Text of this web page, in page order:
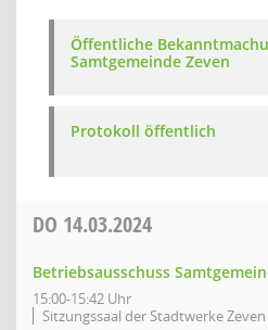
Öffentliche
Samtgemeinde Zeven
Protokoll öffentlich
DO 14.03.2024
Betriebsausschuss
15:00-15:42 Uhr
Sitzungssaal der Stadtwerke